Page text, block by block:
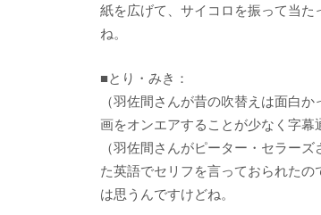
紙を広げて、サイコロを振って当
ね。
■とり・みき：
（羽佐間さんが昔の吹替えは面白
画をオンエアすることが少なく字幕
（羽佐間さんがピーター・セラー
た英語でセリフを言っておられた
は思うんですけどね。